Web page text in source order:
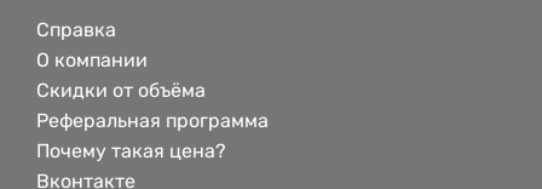
Справка
О компании
Скидки от объёма
Реферальная программа
Почему такая цена?
Вконтакте